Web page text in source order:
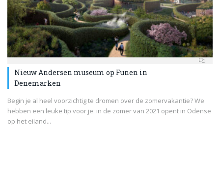
Nieuw Andersen museum op Funen in
Denemarken
Begin je al heel voorzichtig te dromen over de zomervakantie? We
hebben een leuke tip voor je: in de zomer van 2021 opent in Odense
op het eiland...